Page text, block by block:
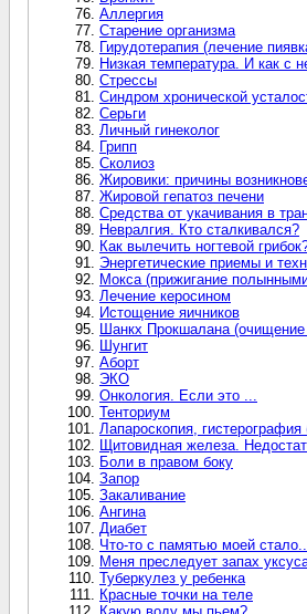
Аллергия
Старение организма
Гирудотерапия (лечение
Низкая температура. И как с
Стрессы
Синдром хронической
Серьги
Личный гинеколог
Грипп
Сколиоз
Жировики: причины
Жировой гепатоз печени
Средства от укачивания в
Невралгия. Кто сталкивался?
Как вылечить ногтевой
Энергетические приемы и
Мокса (прижигание
Лечение керосином
Истощение яичников
Шанкх Прокшалана (очищение
Шунгит
Аборт
ЭКО
Онкология. Если это ...
Тенториум
Лапароскопия,
Щитовидная железа.
Боли в правом боку
Запор
Закаливание
Ангина
Диабет
Что-то с памятью моей стало...
Меня преследует запах
Туберкулез у ребенка
Красные точки на теле